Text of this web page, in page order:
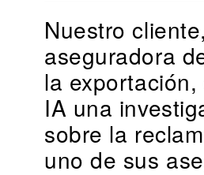
Nuestro
aseguradora
la
IA una
sobre la
uno de sus